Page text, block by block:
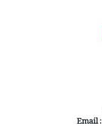
Email :